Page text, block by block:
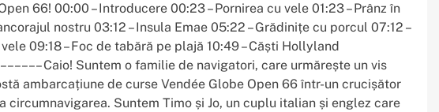
66! 00:00 – Introducere 00:23 – Pornirea cu vele 01:23 – Prânz în
nostru 03:12 – Insula Emae 05:22 – Grădinițe cu porcul 07:12 –
09:18 – Foc de tabără pe plajă 10:49 – Căști Hollyland
Caio! Suntem o familie de navigatori, care urmărește un vis
ambarcațiune de curse Vendée Globe Open 66 într-un crucișător
circumnavigarea. Suntem Timo și Jo, un cuplu italian și englez care